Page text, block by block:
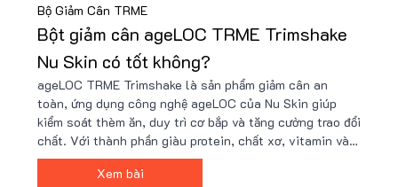
Bộ Giảm Cân TRME
Bột giảm cân ageLOC TRME Trimshake
Nu Skin có tốt không?
ageLOC TRME Trimshake là sản phẩm giảm cân an
toàn, ứng dụng công nghệ ageLOC của Nu Skin giúp
kiểm soát thèm ăn, duy trì cơ bắp và tăng cường trao đổi
chất. Với thành phần giàu protein, chất xơ, vitamin và
khoáng chất, Trimshake hỗ trợ cải thiện vóc dáng hiệu
quả. Mua ngay tại Nu88 để có giá ưu đãi!
Xem bài